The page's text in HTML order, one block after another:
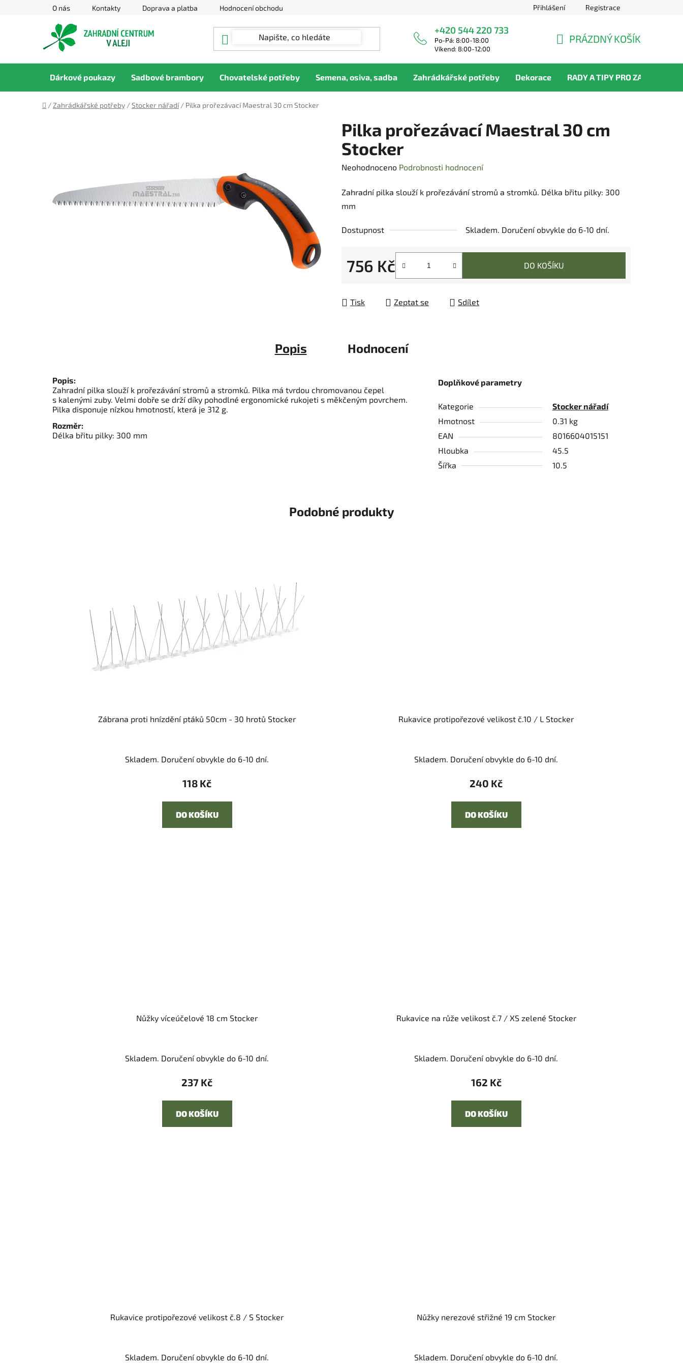
O nás Kontakty Doprava a platba Hodnocení obchodu Přihlášení Registrace
+420 544 220 733
Po-Pá: 8:00-18:00
Víkend: 8:00-12:00
KOŠÍK
PRÁZDNÝ KOŠÍK
Dárkové poukazy Sadbové brambory Chovatelské potřeby Semena, osiva, sadba Zahrádkářské potřeby Dekorace RADY A TIPY PRO ZAHRADNÍKY
Domů
/ Zahrádkářské potřeby /Stocker nářadí / Pilka prořezávací Maestral 30 cm Stocker
Pilka prořezávací Maestral 30 cm
Stocker
Průměrné
produktu
je
z
hvězdiček.
Neohodnoceno Podrobnosti hodnocení
Zahradní pilka slouží k prořezávání stromů a stromků. Délka břitu pilky: 300
mm
Dostupnost Skladem. Doručení obvykle do 6-10 dní.
756 Kč DO KOŠÍKU
Tisk Zeptat se Sdílet
Popis Hodnocení
Popis:
Zahradní pilka slouží k prořezávání stromů a stromků. Pilka má tvrdou chromovanou čepel
s kalenými zuby. Velmi dobře se drží díky pohodlné ergonomické rukojeti s měkčeným povrchem.
Pilka disponuje nízkou hmotností, která je 312 g.
Rozměr:
Délka břitu pilky: 300 mm
Doplňkové parametry
Kategorie
Stocker nářadí
Hmotnost
0.31 kg
EAN
8016604015151
Hloubka
45.5
Šířka
10.5
Podobné produkty
Zábrana proti hnízdění ptáků 50cm - 30 hrotů Stocker
Skladem. Doručení obvykle do 6-10 dní.
118 Kč
DO KOŠÍKU
Rukavice protipořezové velikost č.10 / L Stocker
Skladem. Doručení obvykle do 6-10 dní.
240 Kč
DO KOŠÍKU
Nůžky víceúčelové 18 cm Stocker
Skladem. Doručení obvykle do 6-10 dní.
237 Kč
DO KOŠÍKU
Rukavice na růže velikost č.7 / XS zelené Stocker
Skladem. Doručení obvykle do 6-10 dní.
162 Kč
DO KOŠÍKU
Rukavice protipořezové velikost č.8 / S Stocker
Skladem. Doručení obvykle do 6-10 dní.
Nůžky nerezové střižné 19 cm Stocker
Skladem. Doručení obvykle do 6-10 dní.